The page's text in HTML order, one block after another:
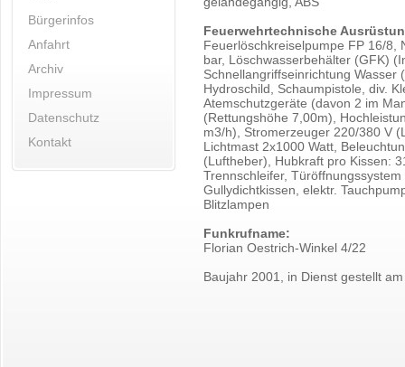
Bürgerinfos
Anfahrt
Archiv
Impressum
Datenschutz
Kontakt
Feuerwehrtechnische
Feuerlöschkreiselpumpe FP 16/8,
bar, Löschwasserbehälter (GFK)
Schnellangriffseinrichtung Wasser
Hydroschild, Schaumpistole, div.
Atemschutzgeräte (davon 2 im
(Rettungshöhe 7,00m),
m3/h), Stromerzeuger 220/380 V
Lichtmast 2x1000 Watt,
(Luftheber), Hubkraft pro Kissen:
Trennschleifer,
Gullydichtkissen, elektr.
Blitzlampen
Funkrufname:
Florian Oestrich-Winkel 4/22
Baujahr 2001, in Dienst gestellt